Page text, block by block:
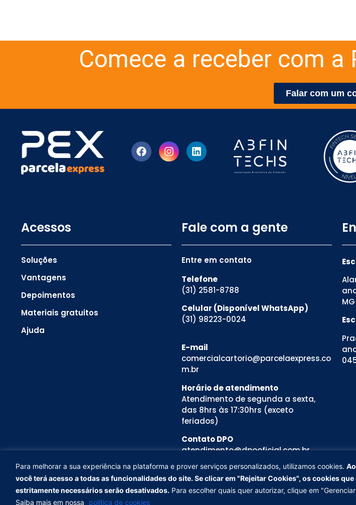
Para melhorar a sua experiência na plataforma e prover serviços personalizados, utilizamos cookies.
você terá acesso a todas as funcionalidades do site. Se clicar em "Rejeitar Cookies", os cookies que
estritamente necessários serão desativados. Para escolher quais quer autorizar, clique em
Saiba mais em nossa
política de cookies
Comece a receber com a
Falar com um
Acessos
Soluções
Vantagens
Depoimentos
Materiais gratuitos
Ajuda
Fale com a gente
Entre em contato
Telefone
(31) 2581-8788
Celular (Disponível WhatsApp)
(31) 98223-0024
E-mail
comercialcartorio@parcelaexpress.co
m.br
Horário de atendimento
Atendimento de segunda a sexta,
das 8hrs às 17:30hrs (exceto
feriados)
Contato DPO
atendimento@dpooficial.com.br
Resp. Tarcisio Teixeira
Para melhorar a sua experiência na plataforma e prover serviços personalizados, utilizamos
cookies.Ao aceitar, você terá acesso a todas as funcionalidades do site. Se clicar em
"Rejeitar Cookies", os cookies que não forem estritamente necessários serão
Para escolher quais quer autorizar, clique em "Gerenciar cookies". Saiba mais